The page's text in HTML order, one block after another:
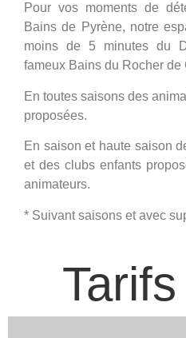
Pour vos moments de
Bains de Pyrène, notre
moins de 5 minutes du
fameux Bains du Rocher de
En toutes saisons des
proposées.
En saison et haute saison
et des clubs enfants
animateurs.
* Suivant saisons et avec